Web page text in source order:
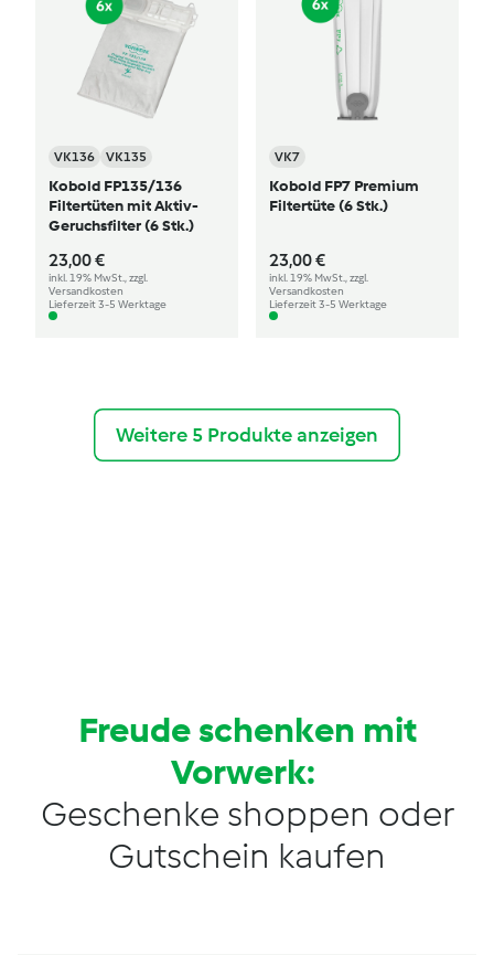
VK136 VK135
Kobold FP135/136
Filtertüten mit Aktiv-
Geruchsfilter (6 Stk.)
23,00 €
inkl. 19% MwSt., zzgl.
Versandkosten
Lieferzeit 3-5 Werktage
VK7
Kobold FP7 Premium
Filtertüte (6 Stk.)
23,00 €
inkl. 19% MwSt., zzgl.
Versandkosten
Lieferzeit 3-5 Werktage
Weitere 5 Produkte anzeigen
Freude schenken mit
Vorwerk:
Geschenke shoppen oder
Gutschein kaufen